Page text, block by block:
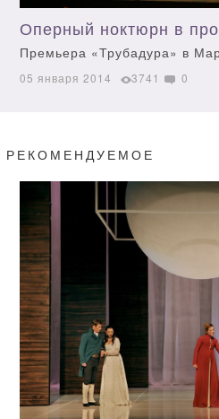
Оперный ноктюрн в
Премьера «Трубадура» в
05 января 2014 3741 0
РЕКОМЕНДУЕМОЕ